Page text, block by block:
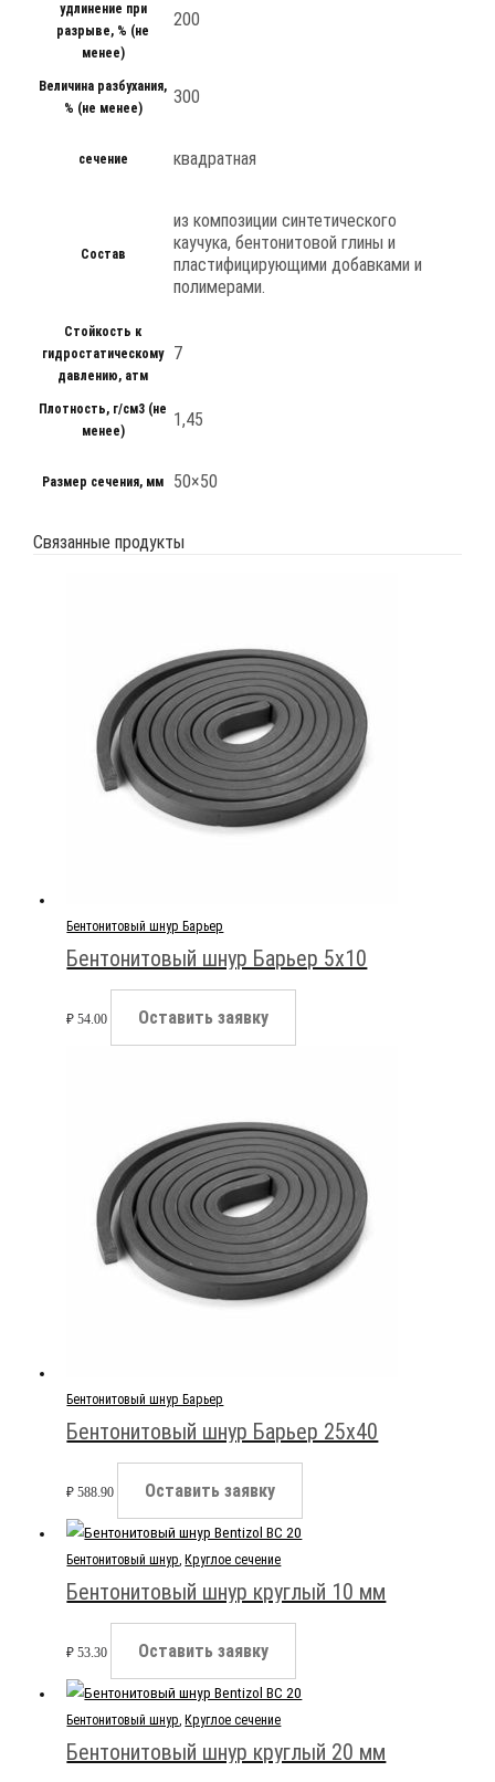
удлинение при
разрыве, % (не
менее)
200
Величина разбухания,
% (не менее)
300
сечение квадратная
Состав
из композиции синтетического
каучука, бентонитовой глины и
пластифицирующими добавками и
полимерами.
Стойкость к
гидростатическому
давлению, атм
7
Плотность, г/см3 (не
менее)
1,45
Размер сечения, мм 50×50
Связанные продукты
Бентонитовый шнур Барьер
Бентонитовый шнур Барьер 5х10
₽ 54.00 Оставить заявку
Бентонитовый шнур Барьер
Бентонитовый шнур Барьер 25х40
₽ 588.90 Оставить заявку
Бентонитовый шнур, Круглое сечение
Бентонитовый шнур круглый 10 мм
₽ 53.30 Оставить заявку
Бентонитовый шнур, Круглое сечение
Бентонитовый шнур круглый 20 мм